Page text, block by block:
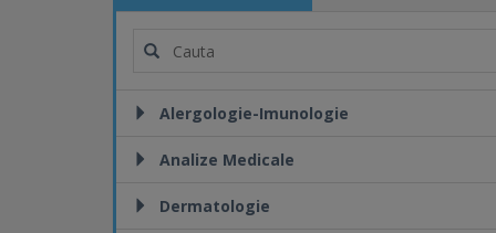
Alergologie-Imunologie
Analize Medicale
Dermatologie